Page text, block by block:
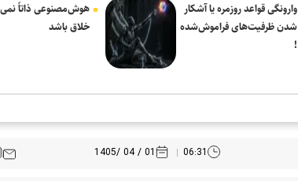
وارونگی قواعد روزمره یا آشکار
شدن ظرفیت‌های فراموش‌شده
!
هوش‌مصنوعی ذاتاً
خلاق باشد
06:31
01 / 04 /1405